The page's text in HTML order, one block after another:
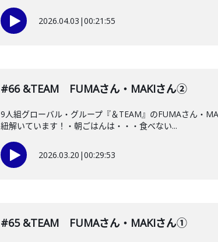
2026.04.03 |00:21:55
#66 &TEAM FUMAさん・MAKIさん②
9人組グローバル・グループ『＆TEAM』のFUMAさん・
紐解いています！・朝ごはんは・・・食べない...
2026.03.20 |00:29:53
#65 &TEAM FUMAさん・MAKIさん①